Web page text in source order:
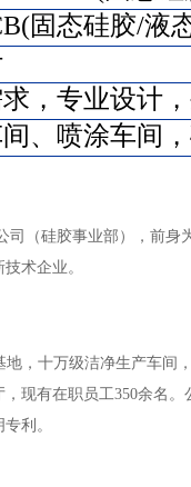
固态硅胶/液
，专业设计
、喷涂车间
硅胶事业部），前身
技术企业。
十万级洁净生产车间
现有在职员工350余名。
明专利。